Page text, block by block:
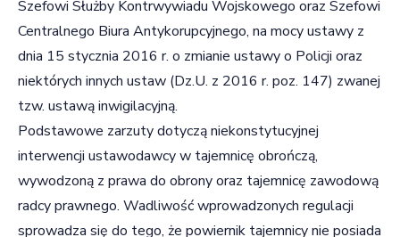
Szefowi Służby Kontrwywiadu Wojskowego oraz Szefowi
Centralnego Biura Antykorupcyjnego, na mocy ustawy z
dnia 15 stycznia 2016 r. o zmianie ustawy o Policji oraz
niektórych innych ustaw (Dz.U. z 2016 r. poz. 147) zwanej
tzw. ustawą inwigilacyjną.
Podstawowe zarzuty dotyczą niekonstytucyjnej
interwencji ustawodawcy w tajemnicę obrończą,
wywodzoną z prawa do obrony oraz tajemnicę zawodową
radcy prawnego. Wadliwość wprowadzonych regulacji
sprowadza się do tego, że powiernik tajemnicy nie posiada